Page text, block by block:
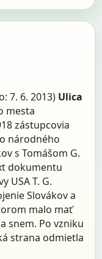
7. 6. 2013) Ulica
mesta
zástupcovia
národného
s Tomášom G.
dokumentu
USA T. G.
Slovákov a
malo mať
snem. Po vzniku
strana odmietla